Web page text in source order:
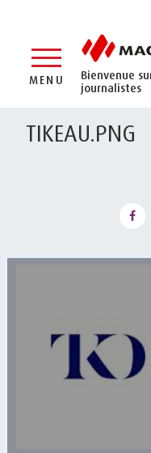
Bienvenue
journalistes
MENU
TIKEAU.PNG